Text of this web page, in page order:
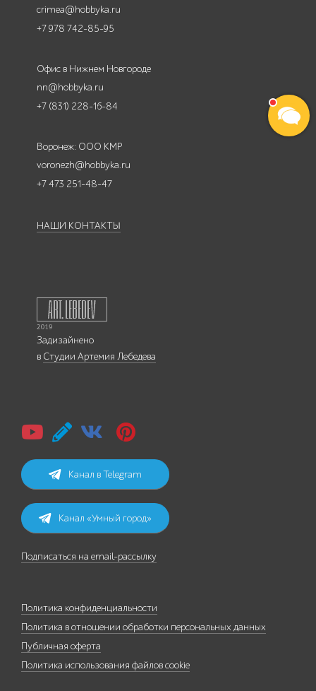
crimea@hobbyka.ru
+7 978 742-85-95
Офис в Нижнем Новгороде
nn@hobbyka.ru
+7 (831) 228-16-84
Воронеж: ООО КМР
voronezh@hobbyka.ru
+7 473 251-48-47
НАШИ КОНТАКТЫ
Задизайнено
в Студии Артемия Лебедева
Канал в Telegram
Канал «Умный город»
Подписаться на email-рассылку
Политика конфиденциальности
Политика в отношении обработки персональных данных
Публичная оферта
Политика использования файлов cookie